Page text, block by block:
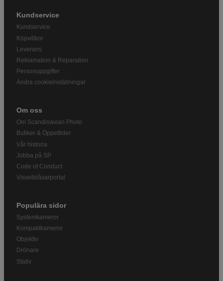
Kundservice
Kundservice
Köpvillkor
Leverans
Reklamation & Reparation
Personuppgifter
Ändra cookieinställningar
Om oss
Om Scandinavian Photo
Butiker & Öppettider
Vår historia
Jobba på SP
Code of Conduct
Visselblåsarportal
Populära sidor
Systemkameror
Kompaktkameror
Objektiv
Drönare
Stativ